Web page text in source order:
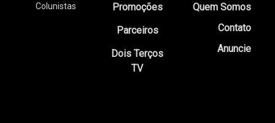
Colunistas
Promoções
Parceiros
Dois Terços
TV
Quem Somos
Contato
Anuncie